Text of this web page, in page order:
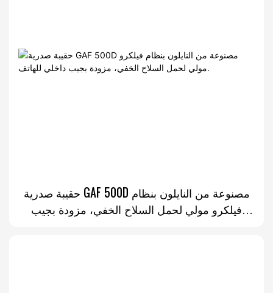
حقيبة صدرية GAF 500D مصنوعة من النايلون بنظام
فيلكرو مولي لحمل السلاح الخفي، مزودة بجيب